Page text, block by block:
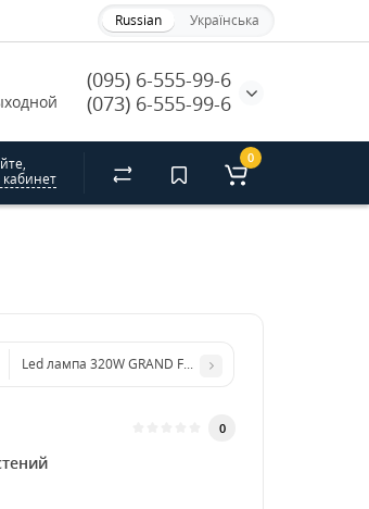
Russian Українська
(095) 6-555-99-6
(073) 6-555-99-6
0
(LEAFY GREEN)
Led лампа 320W GRAND FOTON (LEAFY GREEN)
0